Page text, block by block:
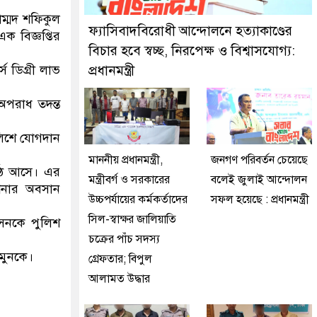
মিরপুর মডেল থানা পুলিশ
শফিকুল
বিজ্ঞপ্তির
ডিগ্রী লাভ
তদন্ত
যোগদান
আসে। এর
অবসান
পুলিশ
ফ্যাসিবাদবিরোধী আন্দোলনে হত্যাকাণ্ডের
বিচার হবে স্বচ্ছ, নিরপেক্ষ ও বিশ্বাসযোগ্য:
প্রধানমন্ত্রী
মাননীয় প্রধানমন্ত্রী,
মন্ত্রীবর্গ ও সরকারের
উচ্চপর্যায়ের কর্মকর্তাদের
সিল-স্বাক্ষর জালিয়াতি
চক্রের পাঁচ সদস্য
গ্রেফতার; বিপুল
আলামত উদ্ধার
জনগণ পরিবর্তন চেয়েছে
বলেই জুলাই আন্দোলন
সফল হয়েছে : প্রধানমন্ত্রী